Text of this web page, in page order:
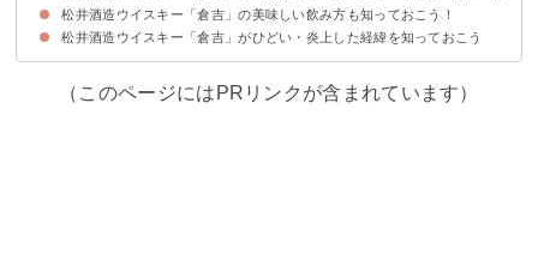
倉吉ウイスキーをまずいと感じる人の評判・口コミ
倉吉ウイスキーを美味しいと感じる人の評判・口コミ
松井酒造ウイスキー「倉吉」の美味しい飲み方も知っておこう！
飲み方①ミスト
飲み方②ハイボール
松井酒造ウイスキー「倉吉」がひどい・炎上した経緯を知っておこう
（このページにはPRリンクが含まれています）